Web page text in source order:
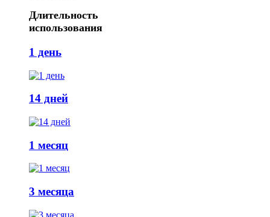
Длительность
использования
1 день
14 дней
1 месяц
3 месяца